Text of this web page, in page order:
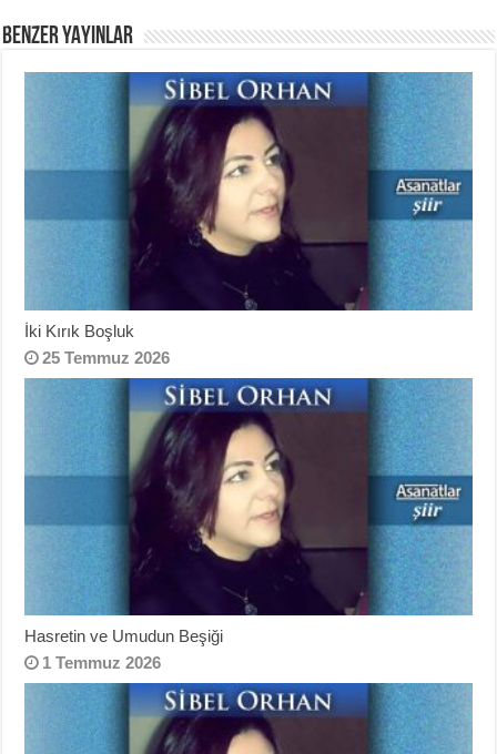
BENZER YAYINLAR
İki Kırık Boşluk
25 Temmuz 2026
Hasretin ve Umudun Beşiği
1 Temmuz 2026